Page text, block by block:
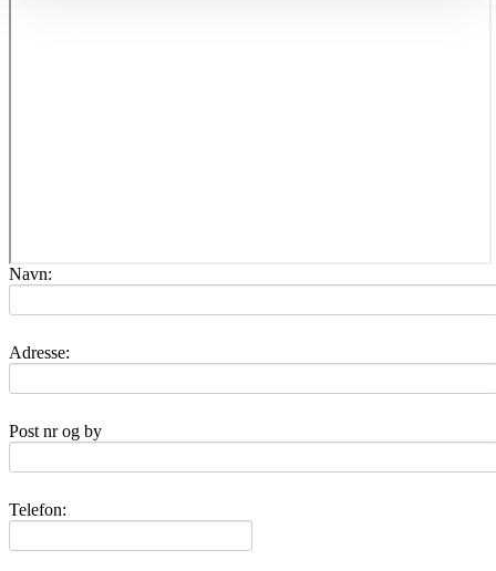
Navn:
Adresse:
Post nr og by
Telefon: